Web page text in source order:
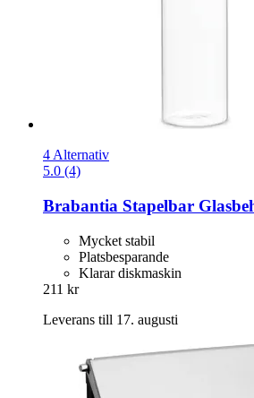
4 Alternativ
5.0 (4)
Brabantia Stapelbar
Mycket stabil
Platsbesparande
Klarar diskmaskin
211 kr
Leverans till 17. augusti